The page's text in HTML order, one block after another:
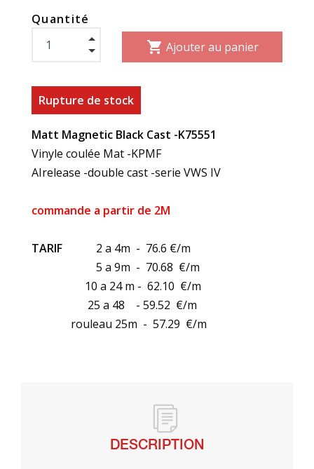
Quantité
shopping_cart Ajouter au panier
Rupture de stock
Matt Magnetic Black Cast -K75551
Vinyle coulée Mat -KPMF
AIrelease -double cast -serie VWS IV
commande a partir de 2M
TARIF
2 a 4m - 76.6 €/m
5 a 9m - 70.68 €/m
10 a 24 m - 62.10 €/m
25 a 48 - 59.52 €/m
rouleau 25m - 57.29 €/m
DESCRIPTION